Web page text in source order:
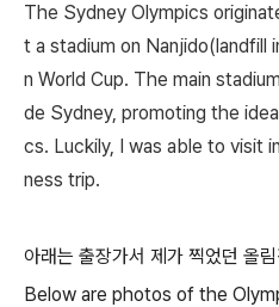
The Sydney Olympics
t a stadium on Nanjido(landfill
n World Cup. The main
de Sydney, promoting the
cs. Luckily, I was able to visit
ness trip.
아래는 출장가서 제가 찍었던 올
Below are photos of the